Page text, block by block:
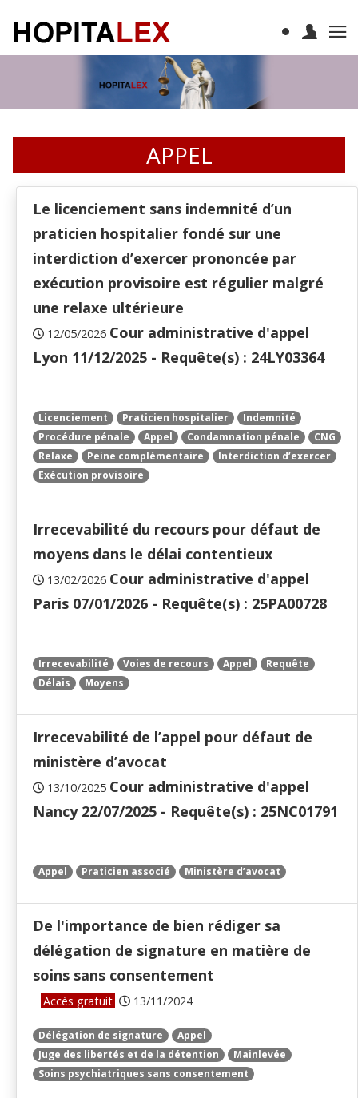
APPEL
Le licenciement sans indemnité d’un
praticien hospitalier fondé sur une
interdiction d’exercer prononcée par
exécution provisoire est régulier malgré
une relaxe ultérieure
12/05/2026 Cour administrative d'appel
Lyon 11/12/2025 - Requête(s) : 24LY03364
Licenciement Praticien hospitalier
Indemnité
Procédure pénale
Appel Condamnation pénale
CNG
Relaxe
Peine complémentaire
Interdiction d’exercer
Exécution provisoire
Irrecevabilité du recours pour défaut de
moyens dans le délai contentieux
13/02/2026 Cour administrative d'appel
Paris 07/01/2026 - Requête(s) : 25PA00728
Irrecevabilité Voies de recours Appel
Requête
Délais
Moyens
Irrecevabilité de l’appel pour défaut de
ministère d’avocat
13/10/2025 Cour administrative d'appel
Nancy 22/07/2025 - Requête(s) : 25NC01791
Appel Praticien associé Ministère d’avocat
De l'importance de bien rédiger sa
délégation de signature en matière de
soins sans consentement
Accès gratuit 13/11/2024
Délégation de signature
Appel
Juge des libertés et de la détention
Mainlevée
Soins psychiatriques sans consentement